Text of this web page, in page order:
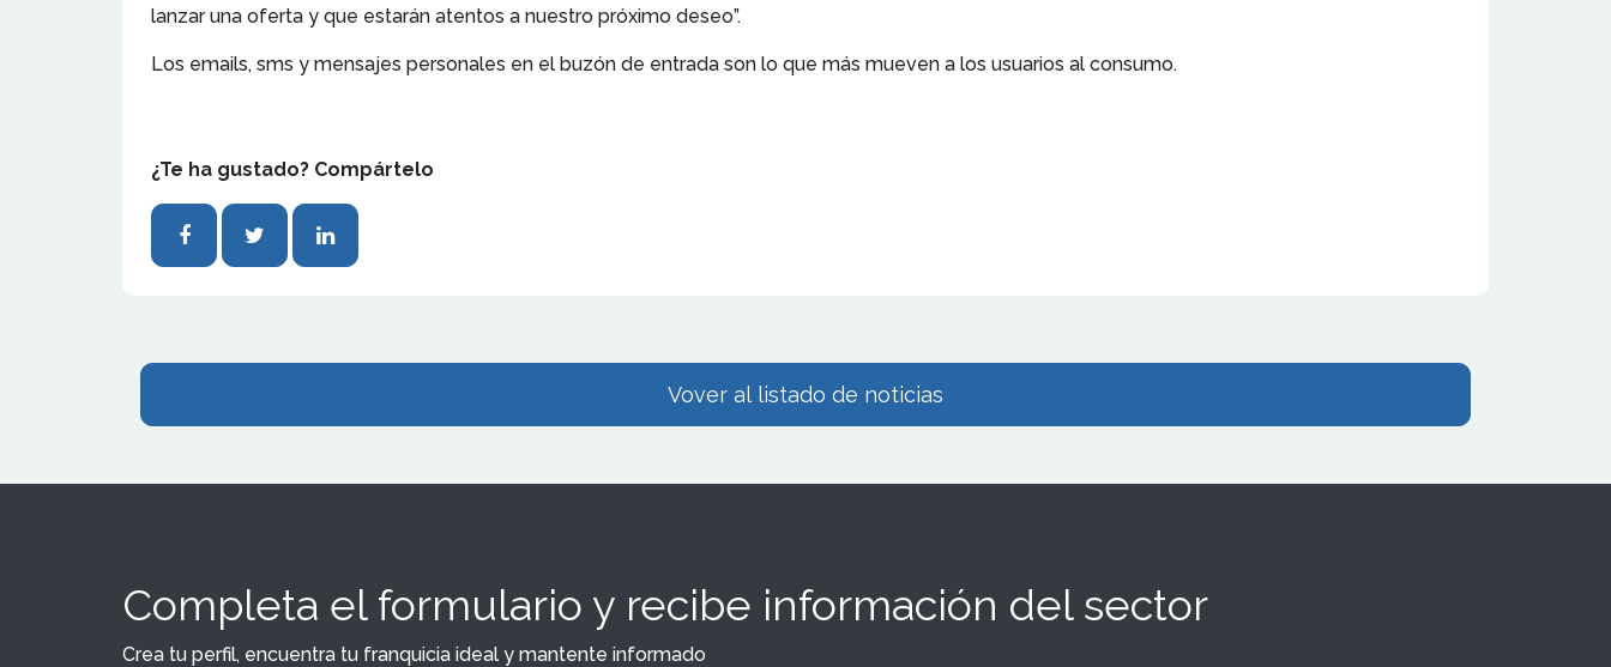
lanzar una oferta y que estarán atentos a nuestro próximo deseo”.
Los emails, sms y mensajes personales en el buzón de entrada son lo que más mueven a los usuarios al consumo.
¿Te ha gustado? Compártelo
Vover al listado de noticias
Completa el formulario y recibe información del sector
Crea tu perfil, encuentra tu franquicia ideal y mantente informado